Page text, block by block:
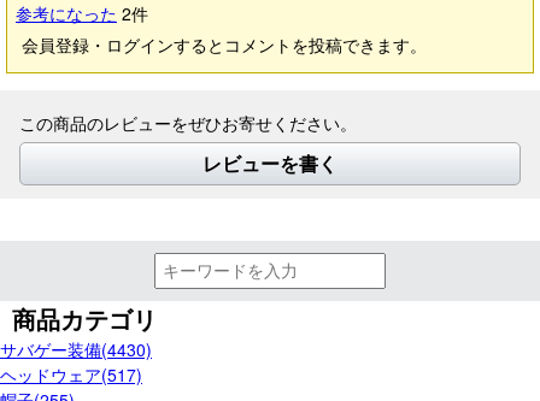
参考になった 2件
会員登録・ログインするとコメントを投稿できます。
この商品のレビューをぜひお寄せください。
レビューを書く
商品カテゴリ
サバゲー装備(4430)
ヘッドウェア(517)